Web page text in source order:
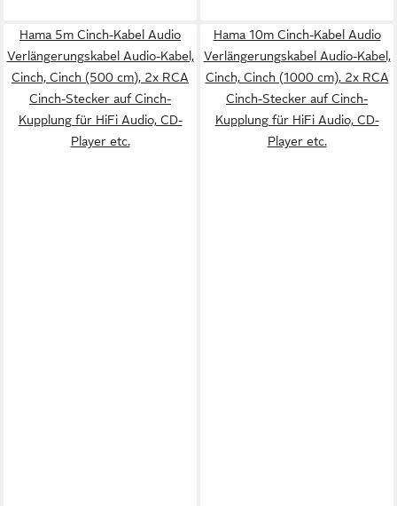
Hama 5m Cinch-Kabel Audio
Verlängerungskabel Audio-Kabel,
Cinch, Cinch (500 cm), 2x RCA
Cinch-Stecker auf Cinch-
Kupplung für HiFi Audio, CD-
Player etc.
Hama 10m Cinch-Kabel Audio
Verlängerungskabel Audio-Kabel,
Cinch, Cinch (1000 cm), 2x RCA
Cinch-Stecker auf Cinch-
Kupplung für HiFi Audio, CD-
Player etc.